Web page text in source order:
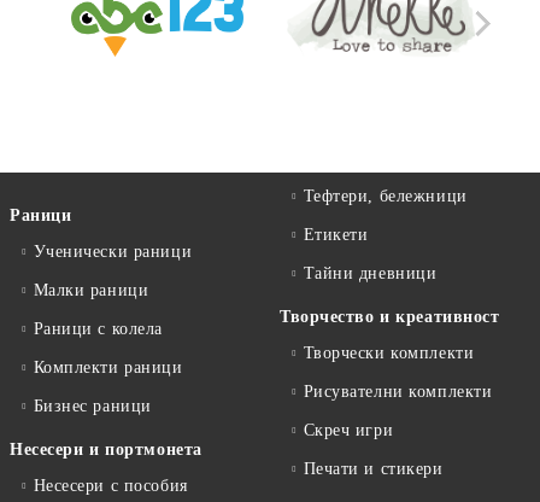
Раници
Ученически раници
Малки раници
Раници с колела
Комплекти раници
Бизнес раници
Несесери и портмонета
Несесери с пособия
Тефтери, бележници
Етикети
Тайни дневници
Творчество и креативност
Творчески комплекти
Рисувателни комплекти
Скреч игри
Печати и стикери